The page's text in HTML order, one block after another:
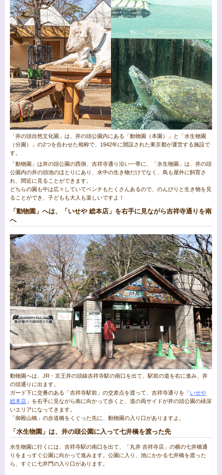
「井の頭自然文化園」は、井の頭公園内にある「動物園（本園）」と「水生物園
（分園）」の2つを合わせた相称で、1942年に開設された東京都が運営する施設で
す。
「動物園」は井の頭公園の西側、吉祥寺通り沿い一帯に、「水生物園」は、井の頭
公園内の井の頭池のほとりにあり、水中の生き物だけでなく、鳥も屋外に飼育さ
れ、間近に見ることができます。
どちらの園も中は広々していてベンチもたくさんあるので、のんびりと生き物を見
ることができ、子どもも大人も楽しいですよ！
「動物園」へは、「いせや 総本店」を右手に見ながら吉祥寺通りを南
へ
動物園へは、JR・京王井の頭線吉祥寺駅の南口を出て、駅前の道を右に進み、井
の頭通りに出ます。
ガード下に交番のある「吉祥寺駅前」の交差点を渡って、吉祥寺通りを「いせや
総本店 」を右手に見ながら南に向かって歩くと、道の両サイドが井の頭公園の緑深
いエリアになってきます。
「御殿山橋」の歩道橋をくぐった先に、動物園の入り口がありますよ。
「水生物園」は、井の頭公園に入って七井橋を渡った先
水生物園に行くには、吉祥寺駅の南口を出て、「丸井 吉祥寺店」の横の七井橋通
りをまっすぐ公園に向かって進みます。公園に入り、池にかかる七井橋を渡った
ら、すぐに七井門の入り口があります。